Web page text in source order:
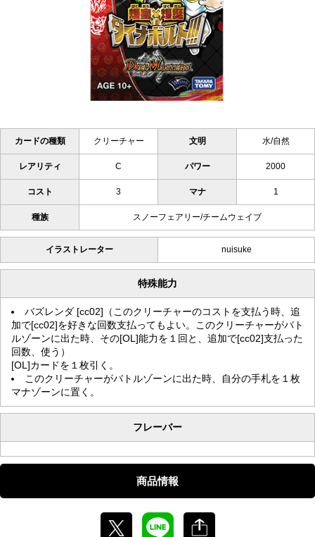
カードの種類 クリーチャー 文明 水/自然
レアリティ C パワー 2000
コスト 3 マナ 1
種族 スノーフェアリー/チームウェイブ
イラストレーター nuisuke
特殊能力
バズレンダ [cc02]（このクリーチャーのコストを支払う時、追
加で[cc02]を好きな回数支払ってもよい。このクリーチャーがバト
ルゾーンに出た時、その[OL]能力を１回と、追加で[cc02]支払った
回数、使う）
[OL]カードを１枚引く。
このクリーチャーがバトルゾーンに出た時、自分の手札を１枚
マナゾーンに置く。
フレーバー
商品情報